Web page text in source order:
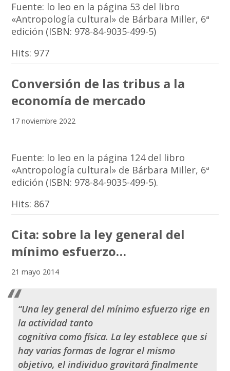
Fuente: lo leo en la página 53 del libro
«Antropología cultural» de Bárbara Miller, 6ª
edición (ISBN: 978-84-9035-499-5)
Hits: 977
Conversión de las tribus a la
economía de mercado
17 noviembre 2022
Fuente: lo leo en la página 124 del libro
«Antropología cultural» de Bárbara Miller, 6ª
edición (ISBN: 978-84-9035-499-5).
Hits: 867
Cita: sobre la ley general del
mínimo esfuerzo…
21 mayo 2014
“Una ley general del mínimo esfuerzo rige en
la actividad tanto
cognitiva como física. La ley establece que si
hay varias formas de lograr el mismo
objetivo, el individuo gravitará finalmente